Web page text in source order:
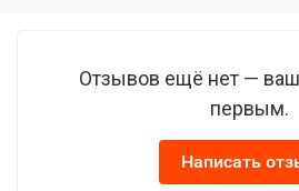
Отзывов ещё нет —
первым.
Написать